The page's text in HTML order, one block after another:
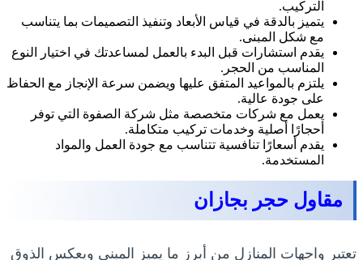
التركيب.
يتميز بالدقة في قياس الأبعاد وتنفيذ التصميمات بما يتناسب
مع شكل المبنى.
يقدم استشارات قبل البدء بالعمل لمساعدتك في اختيار النوع
المناسب من الحجر.
يلتزم بالمواعيد المتفق عليها ويضمن سرعة الإنجاز مع الحفاظ
على جودة عالية.
يعمل مع شركات متخصصة مثل شركة الصفوة التي توفر
أحجارًا أصلية وخدمات تركيب متكاملة.
يقدم أسعارًا تنافسية تتناسب مع جودة العمل والمواد
المستخدمة.
مقاول حجر بجازان
تعتبر واجهات المنازل من أبرز ما يميز المبنى ويعكس الذوق